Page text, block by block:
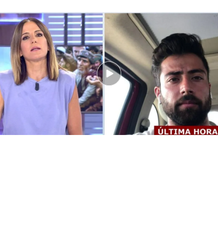
La desesperación de Kabir.